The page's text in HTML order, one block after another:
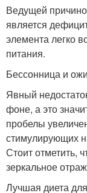
Ведущей
является
элемента легко
питания.
Бессонница и
Явный
фоне, а это
пробелы
стимулирующих
Стоит отметить,
зеркальное
Лучшая диета